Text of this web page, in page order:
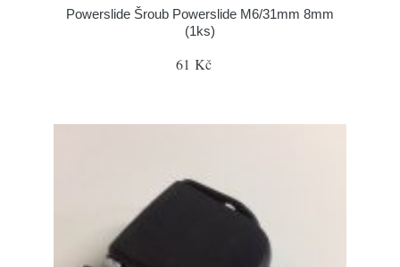
Powerslide Šroub Powerslide M6/31mm 8mm
(1ks)
61 Kč